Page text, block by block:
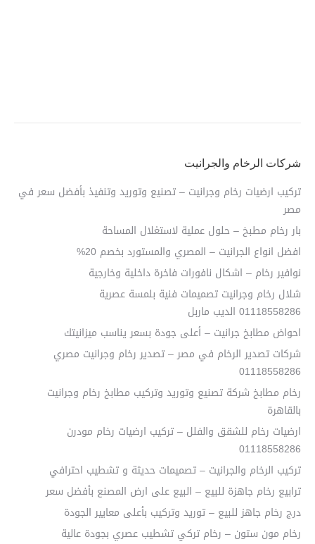
شركات الرخام والجرانيت
تركيب ارضيات رخام وجرانيت – تصنيع وتوريد وتنفيذ بأفضل سعر في
مصر
بار رخام مطبخ – حلول عملية لاستغلال المساحة
افضل انواع الجرانيت – المصري والمستورد بخصم 20%
نوافير رخام – اشكال نافورات فاخرة داخلية وخارجية
شلال رخام وجرانيت تصميمات فنية بلمسة عصرية
01118558286 الديب ماربل
احواض مطابخ جرانيت – أعلى جودة بسعر يناسب ميزانيتك
شركات تصدير الرخام في مصر – تصدير رخام وجرانيت مصري
01118558286
رخام مطابخ شركة تصنيع وتوريد وتركيب مطابخ رخام وجرانيت
بالقاهرة
ارضيات رخام للشقق والفلل – تركيب ارضيات رخام مودرن
01118558286
تركيب الرخام والجرانيت – تصميمات حديثة و تشطيب احترافي
ترابيع رخام جاهزة للبيع – البيع على ارض المصنع بأفضل سعر
درج رخام جاهز للبيع – توريد وتركيب بأعلى معايير الجودة
رخام مون ستون – رخام تركي تشطيب عصري بجودة عالية